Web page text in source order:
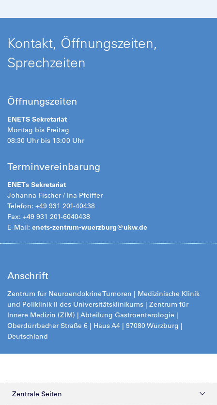
Kontakt, Öffnungszeiten,
Sprechzeiten
Öffnungszeiten
ENETS Sekretariat
Montag bis Freitag
08:30 Uhr bis 13:00 Uhr
Terminvereinbarung
ENETs Sekretariat
Johanna Fischer / Ina Pfeiffer
Telefon: +49 931 201-40438
Fax: +49 931 201-6040438
E-Mail: enets-zentrum-wuerzburg@ukw.de
Anschrift
Zentrum für Neuroendokrine Tumoren | Medizinische Klinik
und Poliklinik II des Universitätsklinikums | Zentrum für
Innere Medizin (ZIM) | Abteilung Gastroenterologie |
Oberdürrbacher Straße 6 | Haus A4 | 97080 Würzburg |
Deutschland
Zentrale Seiten